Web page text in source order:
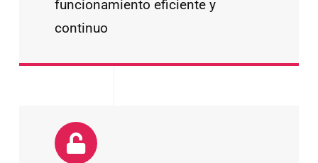
funcionamiento eficiente y
continuo